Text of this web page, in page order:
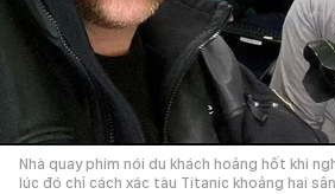
Nhà quay phim nói du khách hoảng hốt khi
lúc đó chỉ cách xác tàu Titanic khoảng hai